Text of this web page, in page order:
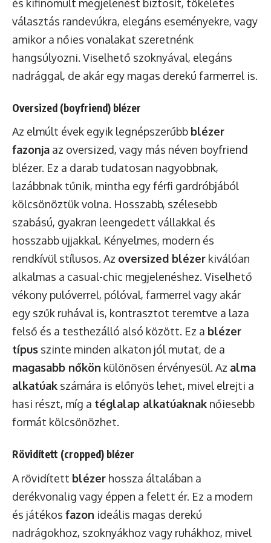
és kifinomult megjelenést biztosít, tökéletes
választás randevúkra, elegáns eseményekre, vagy
amikor a nőies vonalakat szeretnénk
hangsúlyozni. Viselhető szoknyával, elegáns
nadrággal, de akár egy magas derekú farmerrel is.
Oversized (boyfriend) blézer
Az elmúlt évek egyik legnépszerűbb blézer
fazonja az oversized, vagy más néven boyfriend
blézer. Ez a darab tudatosan nagyobbnak,
lazábbnak tűnik, mintha egy férfi gardróbjából
kölcsönöztük volna. Hosszabb, szélesebb
szabású, gyakran leengedett vállakkal és
hosszabb ujjakkal. Kényelmes, modern és
rendkívül stílusos. Az oversized blézer kiválóan
alkalmas a casual-chic megjelenéshez. Viselhető
vékony pulóverrel, pólóval, farmerrel vagy akár
egy szűk ruhával is, kontrasztot teremtve a laza
felső és a testhezálló alsó között. Ez a blézer
típus szinte minden alkaton jól mutat, de a
magasabb nőkön különösen érvényesül. Az alma
alkatúak számára is előnyös lehet, mivel elrejti a
hasi részt, míg a téglalap alkatúaknak nőiesebb
formát kölcsönözhet.
Rövidített (cropped) blézer
A rövidített blézer hossza általában a
derékvonalig vagy éppen a felett ér. Ez a modern
és játékos fazon ideális magas derekú
nadrágokhoz, szoknyákhoz vagy ruhákhoz, mivel